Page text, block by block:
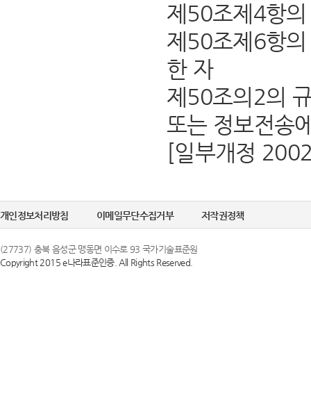
제50조제4항
제50조제6항
한 자
제50조의2의
또는 정보전송
[일부개정
개인정보처리방침 이메일무단수집거부 저작권정책
(27737) 충북 음성군 맹동면 이수로 93 국가기술표준원
Copyright 2015 e나라표준인증. All Rights Reserved.